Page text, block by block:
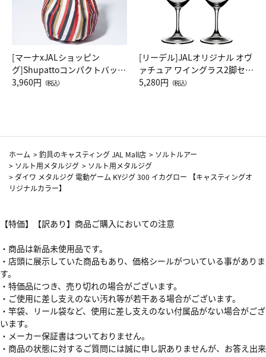
[マーナxJALショッピン
グ]Shupattoコンパクトバッグ
Drop JAL客室乗務員（LC）ス
3,960円 （税込）
[リーデル]JALオリジナル オヴ
ァチュア ワイングラス2脚セッ
ト（レッドワイン）
5,280円 （税込）
ホーム >釣具のキャスティング JAL Mall店 > ソルトルアー
> ソルト用メタルジグ > ソルト用メタルジグ
> ダイワ メタルジグ 電動ゲーム KYジグ 300 イカグロー 【キャスティングオ
リジナルカラー】
【特価】【訳あり】商品ご購入においての注意
・商品は新品未使用品です。
・店頭に展示していた商品もあり、価格シールがついている事がありま
す。
・特価品につき、売り切れの場合がございます。
・ご使用に差し支えのない汚れ等が若干ある場合がございます。
・竿袋、リール袋など、使用に差し支えのない付属品がない場合がござ
います。
・メーカー保証書はついておりません。
・商品の状態に対するご質問には誠に申し訳ありませんが、お答え出来